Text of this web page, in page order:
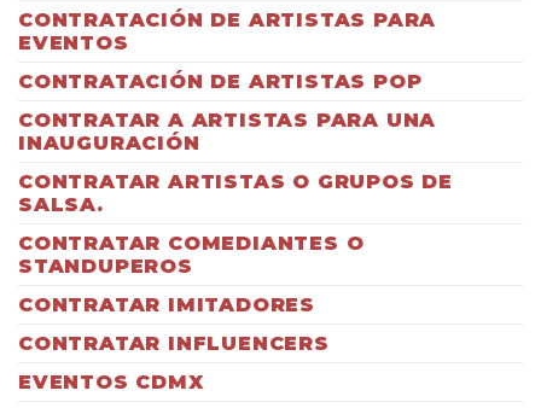
CONTRATACIÓN DE ARTISTAS PARA
EVENTOS
CONTRATACIÓN DE ARTISTAS POP
CONTRATAR A ARTISTAS PARA UNA
INAUGURACIÓN
CONTRATAR ARTISTAS O GRUPOS DE
SALSA.
CONTRATAR COMEDIANTES O
STANDUPEROS
CONTRATAR IMITADORES
CONTRATAR INFLUENCERS
EVENTOS CDMX